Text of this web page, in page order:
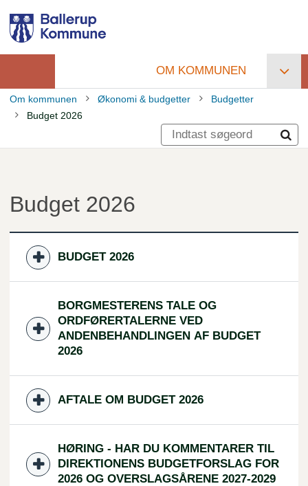
hovedindhold
Primær
navigation
OM KOMMUNEN
Brødkrumme
Om kommunen Økonomi & budgetter
Budgetter
Budget 2026
Budget 2026
BUDGET 2026
BORGMESTERENS TALE OG
ORDFØRERTALERNE VED
ANDENBEHANDLINGEN AF BUDGET
2026
AFTALE OM BUDGET 2026
HØRING - HAR DU KOMMENTARER TIL
DIREKTIONENS BUDGETFORSLAG FOR
2026 OG OVERSLAGSÅRENE 2027-2029